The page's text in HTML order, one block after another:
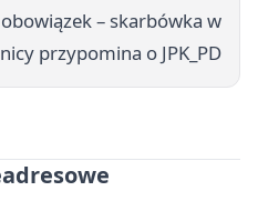
– skarbówka w
przypomina o JPK_PD